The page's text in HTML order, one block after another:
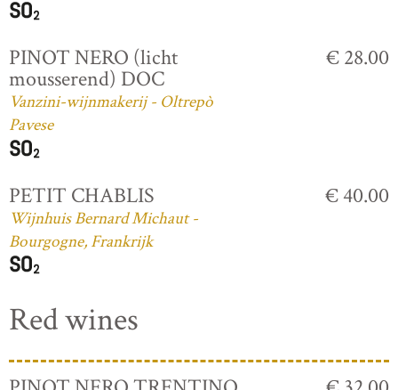
PINOT NERO (licht
mousserend) DOC
Vanzini-wijnmakerij - Oltrepò
Pavese
€ 28.00
PETIT CHABLIS
Wijnhuis Bernard Michaut -
Bourgogne, Frankrijk
€ 40.00
Red wines